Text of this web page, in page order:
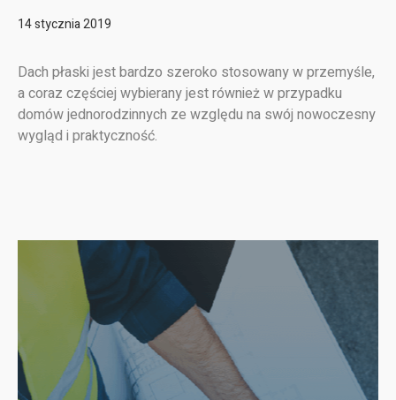
14 stycznia 2019
Dach płaski jest bardzo szeroko stosowany w przemyśle,
a coraz częściej wybierany jest również w przypadku
domów jednorodzinnych ze względu na swój nowoczesny
wygląd i praktyczność.